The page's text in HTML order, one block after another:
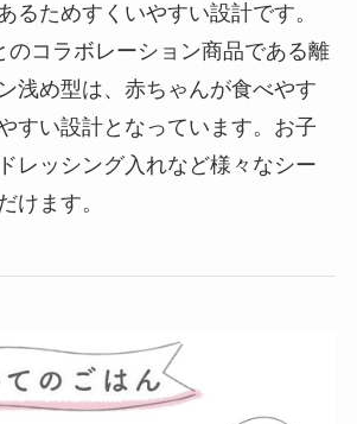
るためすくいやすい設計です。
のコラボレーション商品である離
浅め型は、赤ちゃんが食べやす
すい設計となっています。お子
レッシング入れなど様々なシー
けます。